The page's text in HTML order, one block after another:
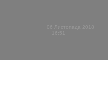
06 Листопада 2018